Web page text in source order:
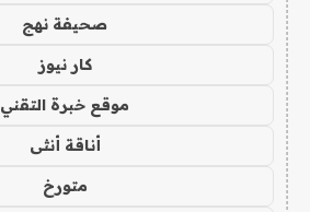
صحيفة نهج
كار نيوز
موقع خبرة التقني
أناقة أنثى
متورخ